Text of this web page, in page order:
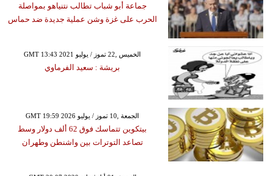
جماعة أبو شباب تطالب نتنياهو بمواصلة
الحرب على غزة وشن عملية جديدة ضد حماس
GMT 13:43 2021 الخميس ,22 تموز / يوليو
بريشة : سعيد الفرماوي
GMT 19:59 2026 الجمعة ,10 تموز / يوليو
بيتكوين تتماسك فوق 62 ألف دولار وسط
تصاعد التوترات بين واشنطن وطهران